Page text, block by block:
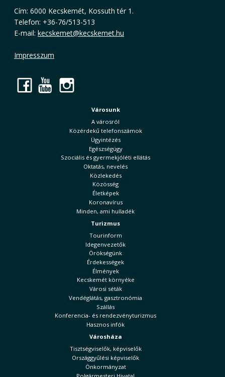
Cím: 6000 Kecskemét, Kossuth tér 1.
Telefon: +36-76/513-513
E-mail: kecskemet@kecskemet.hu
Impresszum
Facebook
YouTube
Városunk
A városról
Közérdekű telefonszámok
Ügyintézés
Egészségügy
Szociális és gyermekjóléti ellátás
Oktatás, nevelés
Közlekedés
Közösség
Életképek
Koronavírus
Minden, ami hulladék
Turizmus
Tourinform
Idegenvezetők
Örökségünk
Érdekességek
Élmények
Kecskemét környéke
Városi séták
Vendéglátás, gasztronómia
Szállás
Konferencia- és rendezvényturizmus
Hasznos infók
Városháza
Tisztségviselők, képviselők
Országgyűlési képviselők
Önkormányzat